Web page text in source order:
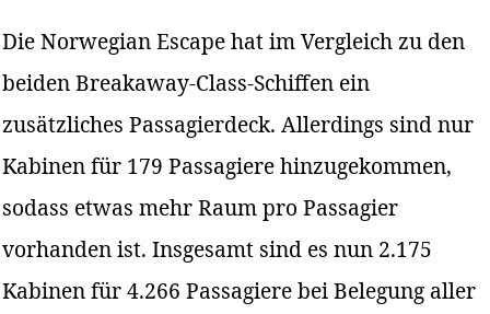
Die Norwegian Escape hat im Vergleich zu den
beiden Breakaway-Class-Schiffen ein
zusätzliches Passagierdeck. Allerdings sind nur
Kabinen für 179 Passagiere hinzugekommen,
sodass etwas mehr Raum pro Passagier
vorhanden ist. Insgesamt sind es nun 2.175
Kabinen für 4.266 Passagiere bei Belegung aller